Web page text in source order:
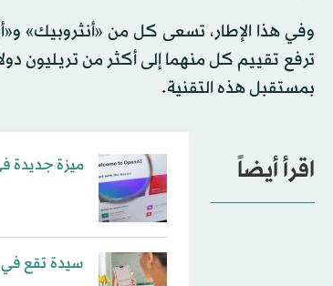
وفي هذا الإطار، تسعى كل من «أنثروبيك»
بمستقبل هذه التقنية.
اقرأ أيضاً ميزة جديدة
سيدة تقع